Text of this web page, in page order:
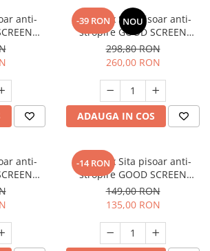
anti-
-39 RON NOU
SET: 12 x Sita pisoar anti-
stropire GOOD SCREEN
PROScent 60+, Fresh Breeze
298,80 RON
260,00 RON
ADAUGA IN COS
anti-
Berry
-14 RON
SET: 10 x Sita pisoar anti-
stropire GOOD SCREEN
PowerFresh 30+, Melon
149,00 RON
135,00 RON